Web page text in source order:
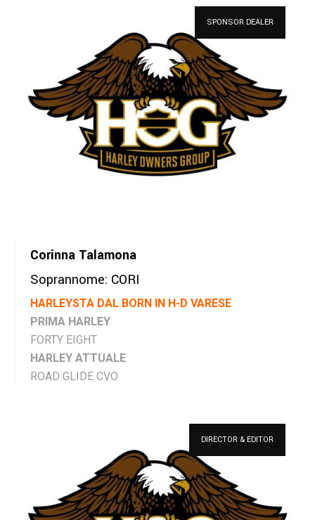
Corinna Talamona
Soprannome: CORI
HARLEYSTA DAL BORN IN H-D VARESE
PRIMA HARLEY
FORTY EIGHT
HARLEY ATTUALE
ROAD GLIDE CVO